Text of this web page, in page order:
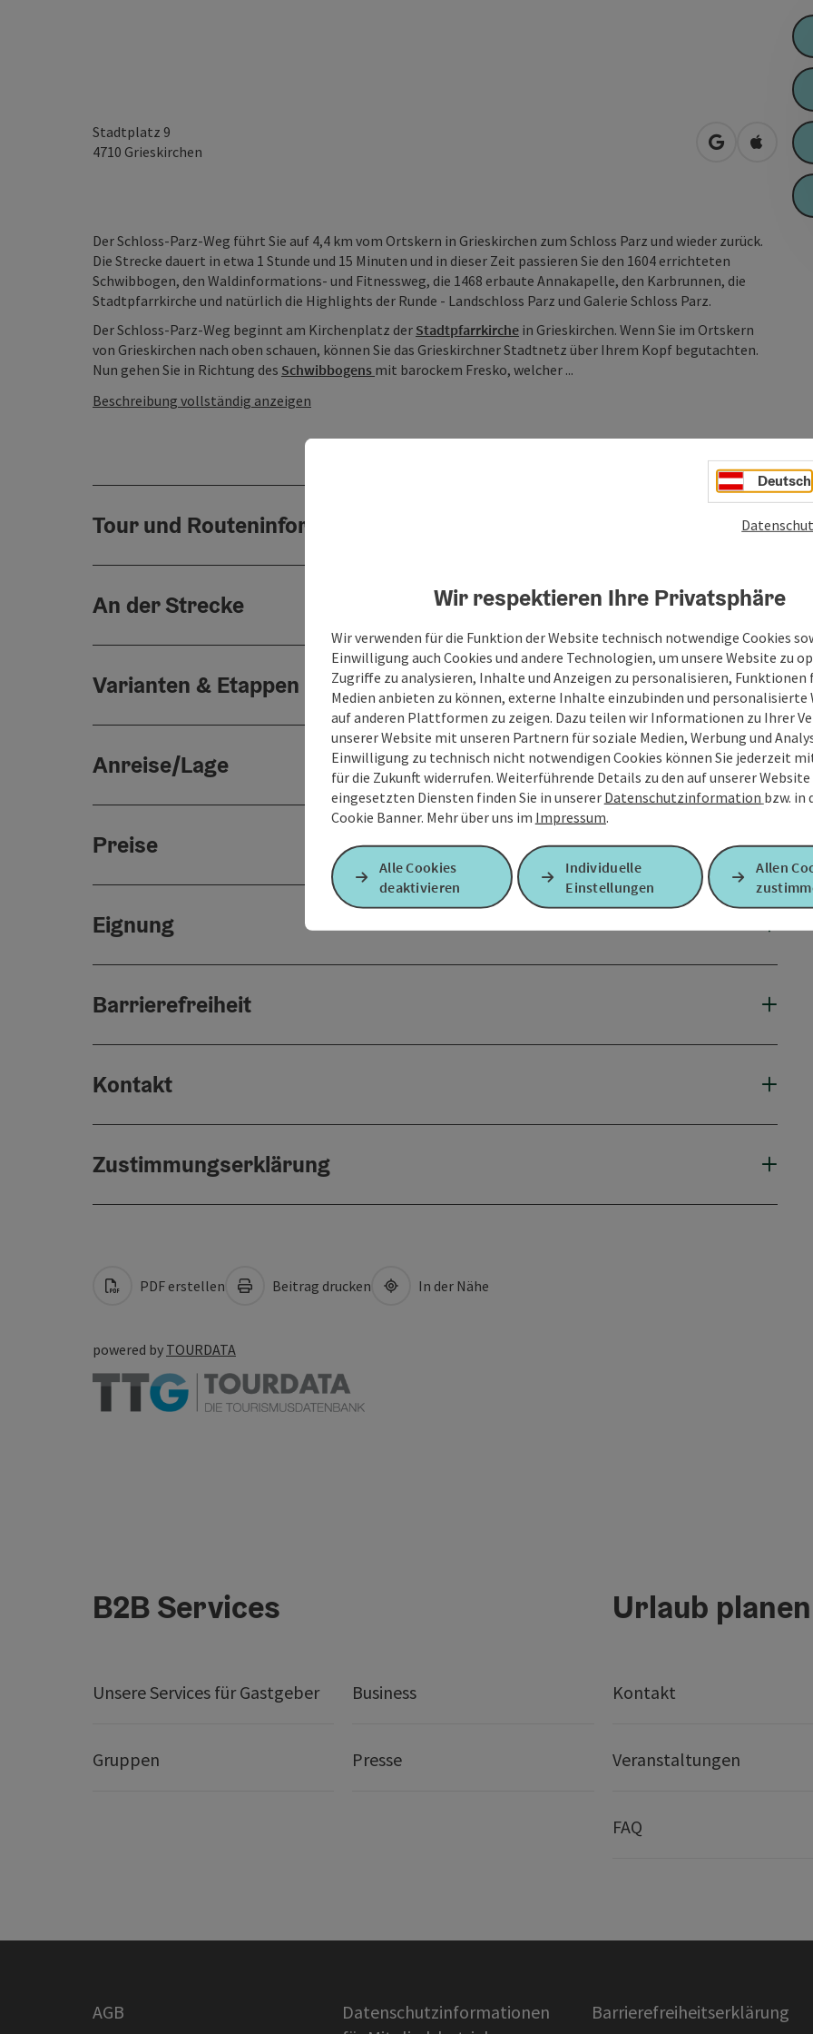
Stadtplatz 9
4710 Grieskirchen in Googlein Apple
Der Schloss-Parz-Weg führt Sie auf 4,4 km vom Ortskern in Grieskirchen zum Schloss Parz und wieder zurück.
Die Strecke dauert in etwa 1 Stunde und 15 Minuten und in dieser Zeit passieren Sie den 1604 errichteten
Schwibbogen, den Waldinformations- und Fitnessweg, die 1468 erbaute Annakapelle, den Karbrunnen, die
Stadtpfarrkirche und natürlich die Highlights der Runde - Landschloss Parz und Galerie Schloss Parz.
Der Schloss-Parz-Weg beginnt am Kirchenplatz der Stadtpfarrkirche in Grieskirchen. Wenn Sie im Ortskern
von Grieskirchen nach oben schauen, können Sie das Grieskirchner Stadtnetz über Ihrem Kopf begutachten.
Nun gehen Sie in Richtung des Schwibbogens mit barockem Fresko, welcher ...
Beschreibung vollständig anzeigen
Tour und Routeninformationen
An der Strecke
Varianten & Etappen
Anreise/Lage
Preise
Eignung
Barrierefreiheit
Kontakt
Zustimmungserklärung
PDF erstellen Beitrag drucken In der Nähe
powered by TOURDATA
B2B Services
Unsere Services für Gastgeber Business
Gruppen Presse
Urlaub
Kontakt
Veranstaltungen
FAQ
AGB
Datenschutzinformationen
Barrierefreiheitserklärung
Deutsch
Wir respektieren Ihre Privatsphäre
Wir verwenden für die Funktion der Website technisch notwendige Cookies
Einwilligung auch Cookies und andere Technologien, um unsere Website zu
Zugriffe zu analysieren, Inhalte und Anzeigen zu personalisieren, Funktionen
Medien anbieten zu können, externe Inhalte einzubinden und personalisierte
auf anderen Plattformen zu zeigen. Dazu teilen wir Informationen zu Ihrer
unserer Website mit unseren Partnern für soziale Medien, Werbung und
Einwilligung zu technisch nicht notwendigen Cookies können Sie jederzeit
für die Zukunft widerrufen. Weiterführende Details zu den auf unserer Website
eingesetzten Diensten finden Sie in unserer Datenschutzinformation bzw. in
Cookie Banner. Mehr über uns im Impressum.
Alle Cookies
deaktivieren
Individuelle
Einstellungen
Allen